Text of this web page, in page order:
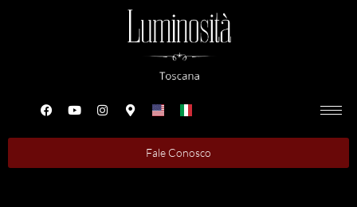
Fale Conosco